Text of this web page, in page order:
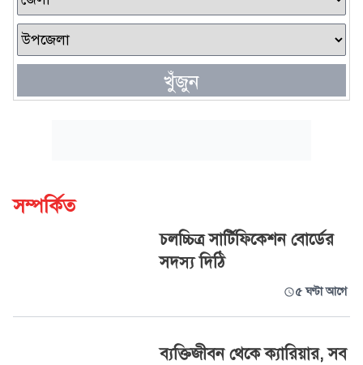
খুঁজুন
সম্পর্কিত
চলচ্চিত্র সার্টিফিকেশন বোর্ডের
সদস্য দিঠি
৫ ঘণ্টা আগে
ব্যক্তিজীবন থেকে ক্যারিয়ার, সব